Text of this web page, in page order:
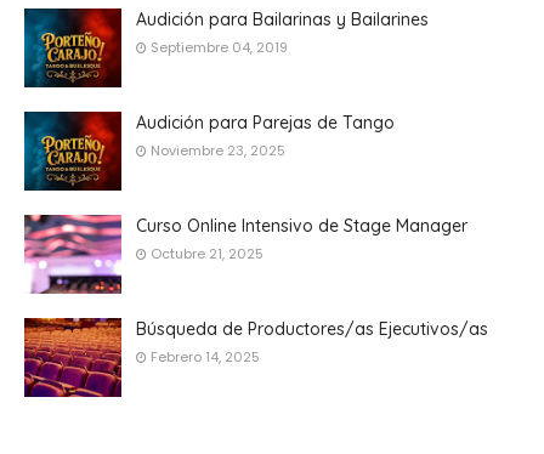
Audición para Bailarinas y Bailarines
Septiembre 04, 2019
Audición para Parejas de Tango
Noviembre 23, 2025
Curso Online Intensivo de Stage Manager
Octubre 21, 2025
Búsqueda de Productores/as Ejecutivos/as
Febrero 14, 2025